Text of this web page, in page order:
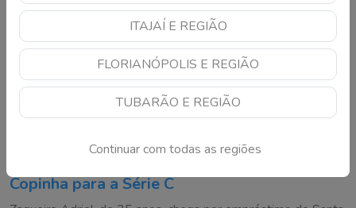
ITAJAÍ E REGIÃO
FLORIANÓPOLIS E REGIÃO
TUBARÃO E REGIÃO
Continuar com todas as regiões
Copinha para a Série C